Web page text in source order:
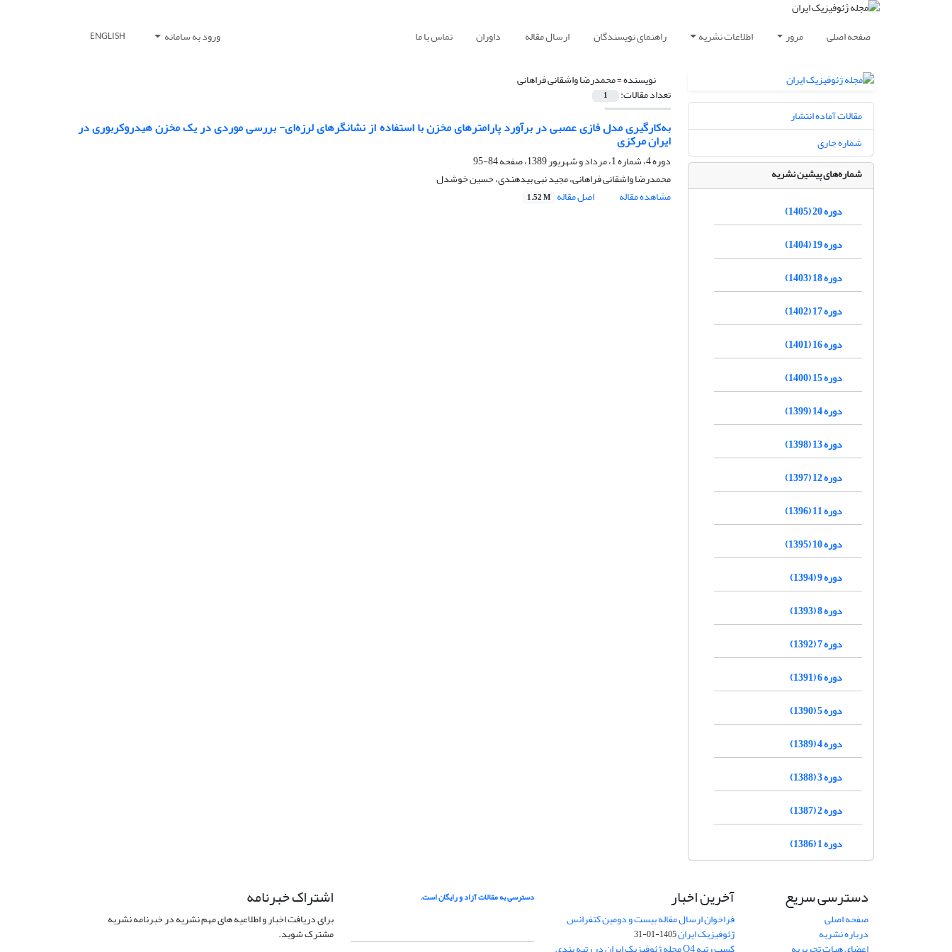
صفحه اصلی مرور اطلاعات نشریه راهنمای نویسندگان ارسال مقاله داوران تماس با ما ورود به سامانه ENGLISH
نویسنده =محمدرضا واشقانی فراهانی
تعداد مقالات: 1
به‌کارگیری مدل فازی عصبی در برآورد پارامترهای مخزن با استفاده از نشانگرهای لرزه‌ای- بررسی موردی در یک مخزن هیدروکربوری در
ایران مرکزی
دوره 4، شماره 1، مرداد و شهریور 1389، صفحه
84-95
محمدرضا واشقانی فراهانی، مجید نبی بیدهندی، حسین خوشدل
مشاهده مقاله
اصل مقاله 1.52 M
مقالات آماده انتشار
شماره جاری
شماره‌های پیشین نشریه
دوره 20 (1405)
دوره 19 (1404)
دوره 18 (1403)
دوره 17 (1402)
دوره 16 (1401)
دوره 15 (1400)
دوره 14 (1399)
دوره 13 (1398)
دوره 12 (1397)
دوره 11 (1396)
دوره 10 (1395)
دوره 9 (1394)
دوره 8 (1393)
دوره 7 (1392)
دوره 6 (1391)
دوره 5 (1390)
دوره 4 (1389)
دوره 3 (1388)
دوره 2 (1387)
دوره 1 (1386)
دسترسی سریع
صفحه اصلی
درباره نشریه
آخرین اخبار
فراخوان ارسال مقاله بیست و دومین کنفرانس
ژئوفیزیک ایران1405-01-31
دسترسی به مقالات آزاد و رایگان است. اشتراک خبرنامه
برای دریافت اخبار و اطلاعیه های مهم نشریه در خبرنامه نشریه
مشترک شوید.